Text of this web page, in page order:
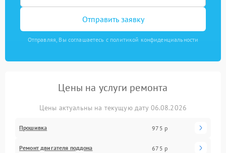
Отправить заявку
Отправляя, Вы соглашаетесь с политикой конфиденциальности
Цены на услуги ремонта
Цены актуальны на текущую дату 06.08.2026
Прошивка 975 р
Ремонт двигателя поддона 675 р